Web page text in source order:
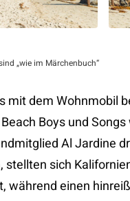
„wie im Märchenbuch“
dem Wohnmobil
Boys und Songs
Al Jardine
stellten sich
während einen